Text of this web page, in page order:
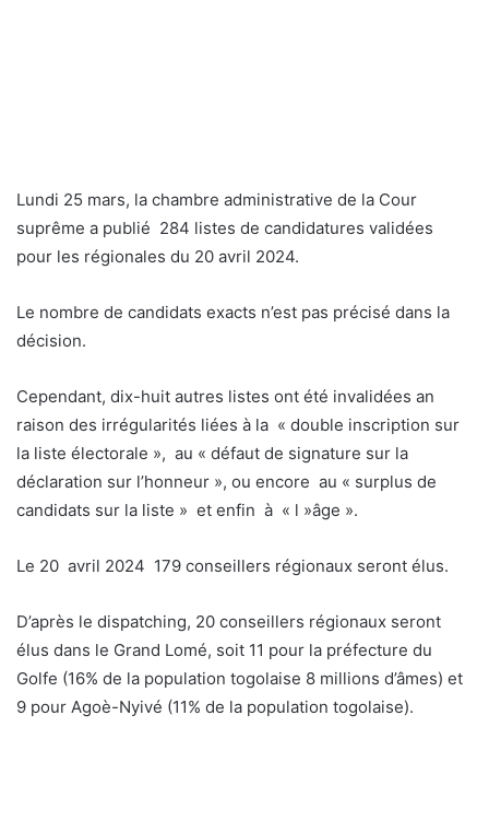
Lundi 25 mars, la chambre administrative de la Cour
suprême a publié 284 listes de candidatures validées
pour les régionales du 20 avril 2024.
Le nombre de candidats exacts n’est pas précisé dans la
décision.
Cependant, dix-huit autres listes ont été invalidées an
raison des irrégularités liées à la « double inscription sur
la liste électorale », au « défaut de signature sur la
déclaration sur l’honneur », ou encore au « surplus de
candidats sur la liste » et enfin à « l »âge ».
Le 20 avril 2024 179 conseillers régionaux seront élus.
D’après le dispatching, 20 conseillers régionaux seront
élus dans le Grand Lomé, soit 11 pour la préfecture du
Golfe (16% de la population togolaise 8 millions d’âmes) et
9 pour Agoè-Nyivé (11% de la population togolaise).